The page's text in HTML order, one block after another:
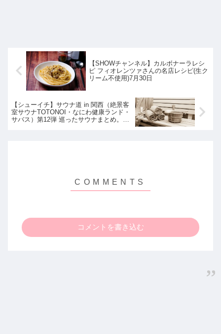
【SHOWチャンネル】カルボナーラレシ
ピ フィオレンツァさんの名店レシピ(生ク
リーム不使用)7月30日
【シューイチ】サウナ道 in 関西（絶景客
室サウナTOTONOI・なにわ健康ランド・
サバス）第12弾 巡ったサウナまとめ。プ
コメントを書き込む